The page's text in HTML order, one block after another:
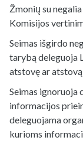
Žmonių su
Komisijos
Seimas išgirdo
tarybą deleguoja
atstovę ar atstovą
Seimas ignoruoja
informacijos
deleguojama
kurioms